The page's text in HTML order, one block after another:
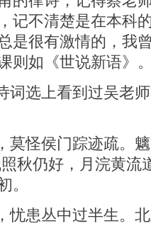
记不清楚是在本科
是很有激情的，我
则如《世说新语》
词选上看到过吴老
莫怪侯门踪迹疏。
秋仍好，月浣黄流
。
忧患丛中过半生。